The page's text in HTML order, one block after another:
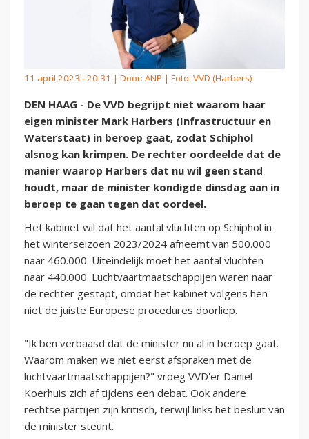
11 april 2023 - 20:31 | Door: ANP | Foto: VVD (Harbers)
DEN HAAG - De VVD begrijpt niet waarom haar
eigen minister Mark Harbers (Infrastructuur en
Waterstaat) in beroep gaat, zodat Schiphol
alsnog kan krimpen. De rechter oordeelde dat de
manier waarop Harbers dat nu wil geen stand
houdt, maar de minister kondigde dinsdag aan in
beroep te gaan tegen dat oordeel.
Het kabinet wil dat het aantal vluchten op Schiphol in
het winterseizoen 2023/2024 afneemt van 500.000
naar 460.000. Uiteindelijk moet het aantal vluchten
naar 440.000. Luchtvaartmaatschappijen waren naar
de rechter gestapt, omdat het kabinet volgens hen
niet de juiste Europese procedures doorliep.
"Ik ben verbaasd dat de minister nu al in beroep gaat.
Waarom maken we niet eerst afspraken met de
luchtvaartmaatschappijen?" vroeg VVD'er Daniel
Koerhuis zich af tijdens een debat. Ook andere
rechtse partijen zijn kritisch, terwijl links het besluit van
de minister steunt.